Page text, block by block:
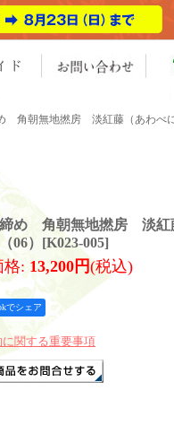
角朝無地撚房 淡紅藤（あわべに
め 角朝無地撚房 淡紅
06） [K023-005]
格: 13,200円(税込)
でシェア
関する重要事項